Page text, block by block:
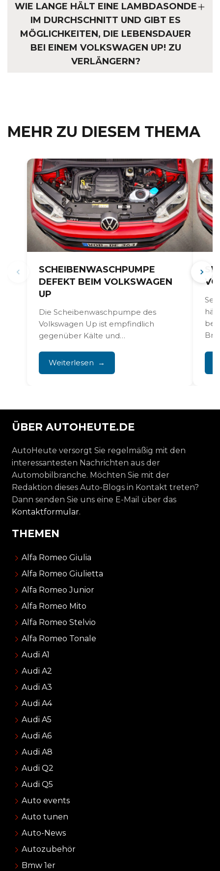
WIE LANGE HÄLT EINE LAMBDASONDE
IM DURCHSCHNITT UND GIBT ES
MÖGLICHKEITEN, DIE LEBENSDAUER
BEI EINEM VOLKSWAGEN UP! ZU
VERLÄNGERN?
MEHR ZU DIESEM THEMA
SCHEIBENWASCHPUMPE
DEFEKT BEIM VOLKSWAGEN
UP
Die Scheibenwaschpumpe des
Volkswagen Up ist empfindlich
gegenüber Kälte und
die Pumpe regelmäßig ausfällt oder
ganz aufhört zu...
Weiterlesen
ÜBER AUTOHEUTE.DE
AutoHeute versorgt Sie regelmäßig mit den
interessantesten Nachrichten aus der
Automobilbranche. Möchten Sie mit der
Redaktion dieses Auto-Blogs in Kontakt treten?
Dann senden Sie uns eine E-Mail über das
Kontaktformular.
THEMEN
Alfa Romeo Giulia
Alfa Romeo Giulietta
Alfa Romeo Junior
Alfa Romeo Mito
Alfa Romeo Stelvio
Alfa Romeo Tonale
Audi A1
Audi A2
Audi A3
Audi A4
Audi A5
Audi A6
Audi A8
Audi Q2
Audi Q5
Auto events
Auto tunen
Auto-News
Autozubehör
Bmw 1er